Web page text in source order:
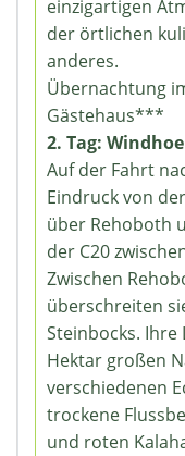
einzigartigen
der örtlichen
anderes.
Übernachtung
Gästehaus***
2. Tag:
Auf der Fahrt
Eindruck von
über Rehoboth
der C20
Zwischen
überschreiten
Steinbocks. Ihre
Hektar großen
verschiedenen
trockene
und roten